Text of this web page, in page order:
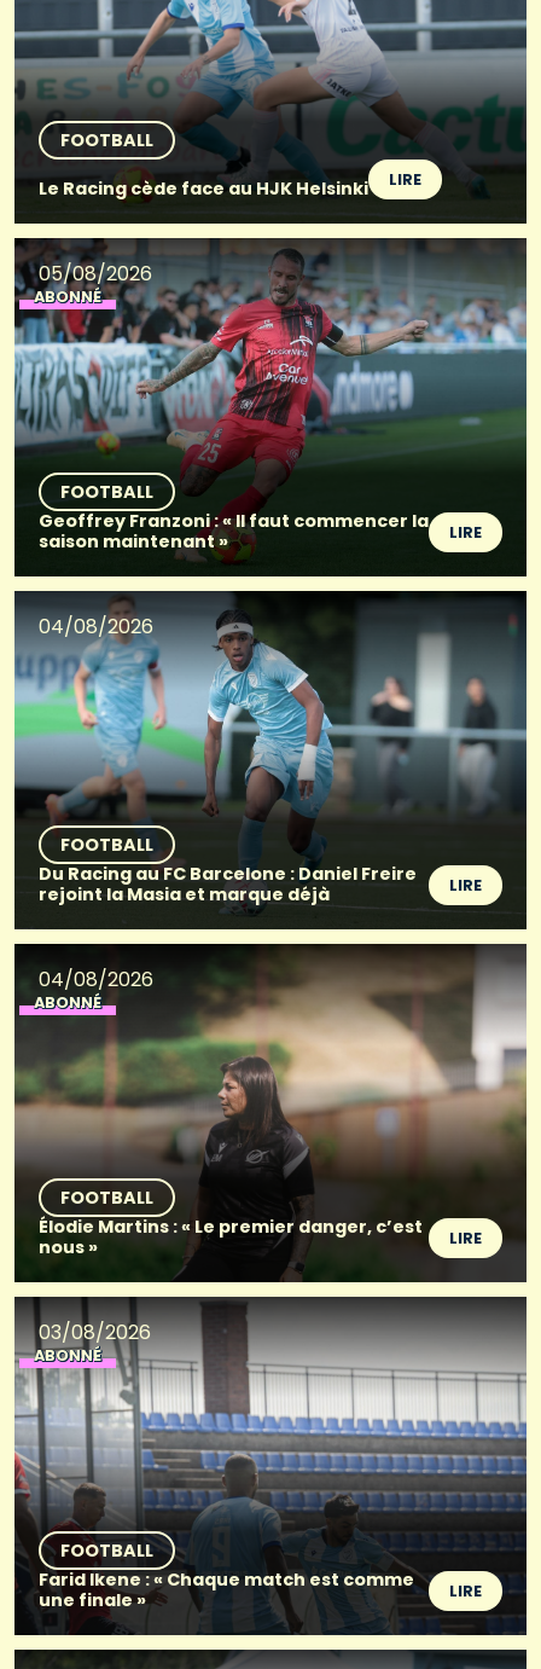
FOOTBALL
Le Racing cède face au HJK Helsinki
LIRE
05/08/2026
ABONNÉ
FOOTBALL
Geoffrey Franzoni : « Il faut commencer la
saison maintenant »
LIRE
04/08/2026
FOOTBALL
Du Racing au FC Barcelone : Daniel Freire
rejoint la Masia et marque déjà
LIRE
04/08/2026
ABONNÉ
FOOTBALL
Élodie Martins : « Le premier danger, c’est
nous »
LIRE
03/08/2026
ABONNÉ
FOOTBALL
Farid Ikene : « Chaque match est comme
une finale »
LIRE